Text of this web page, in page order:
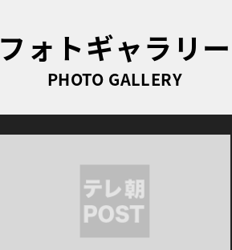
フォトギャラリー
PHOTO GALLERY